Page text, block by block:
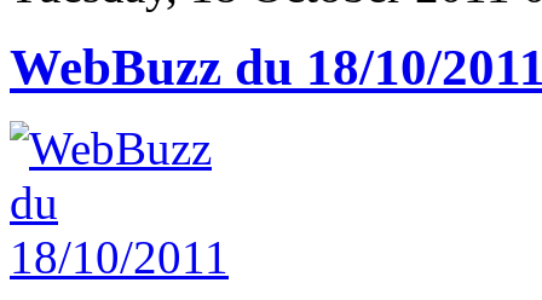
WebBuzz du 18/10/